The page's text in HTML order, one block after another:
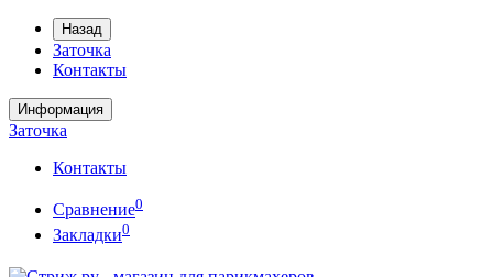
Назад
Заточка
Контакты
Информация
Заточка
Контакты
Сравнение0
Закладки0